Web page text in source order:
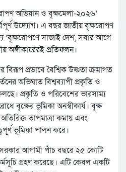
অভিযান ও বৃক্ষমেলা-২০২৬’
উদ্যোগ। এ বছর জাতীয় বৃক্ষরোপণ
‘বৃক্ষরোপণে সাজাই দেশ, সবার আগে
অঙ্গীকারেরই প্রতিফলন।
বিরূপ প্রভাবে বৈশ্বিক উষ্ণতা ক্রমাগত
অভিঘাত বিশ্বব্যাপী প্রকৃতি ও
প্রকৃতি ও পরিবেশের ভারসাম্য
বৃক্ষের ভূমিকা অনস্বীকার্য। বৃক্ষ
তাপমাত্রা কমায় এবং
ভূমিকা পালন করে।
সরকার আগামী পাঁচ বছরে ২৫ কোটি
গ্রহণ করেছে। এটি কেবল একটি